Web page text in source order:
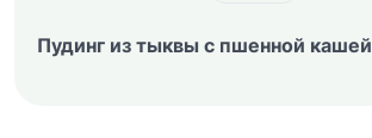
Пудинг из тыквы с пшенной кашей